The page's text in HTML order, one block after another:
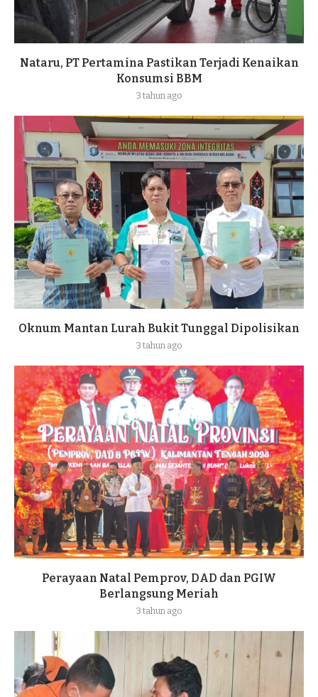
Nataru, PT Pertamina Pastikan Terjadi Kenaikan
Konsumsi BBM
3 tahun ago
Oknum Mantan Lurah Bukit Tunggal Dipolisikan
3 tahun ago
Perayaan Natal Pemprov, DAD dan PGIW
Berlangsung Meriah
3 tahun ago